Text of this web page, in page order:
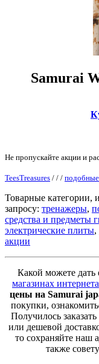
Samurai
Не пропускайте акции и
TeesTreasures / / /
Товарные категории,
запросу: тренажеры,
средства и предметы
электрические плиты,
акции
Какой можете
магазинах интернета
цены на Samurai
покупки,
Получилось
или дешевой
то сохраняйте наш
также